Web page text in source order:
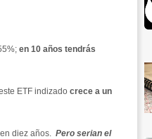
en 10 años tendrás
ETF indizado crece a un
en diez años. Pero serian el